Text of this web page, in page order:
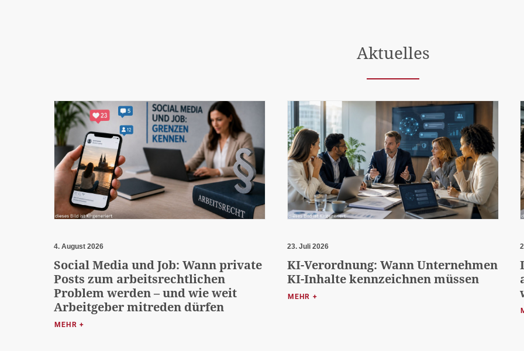
Aktuelles
4. August 2026
Social Media und Job: Wann private
Posts zum arbeitsrechtlichen
Problem werden – und wie weit
Arbeitgeber mitreden dürfen
MEHR +
23. Juli 2026
KI-Verordnung: Wann Unternehmen
KI-Inhalte kennzeichnen müssen
MEHR +